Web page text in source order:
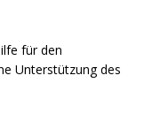
für den
Unterstützung des